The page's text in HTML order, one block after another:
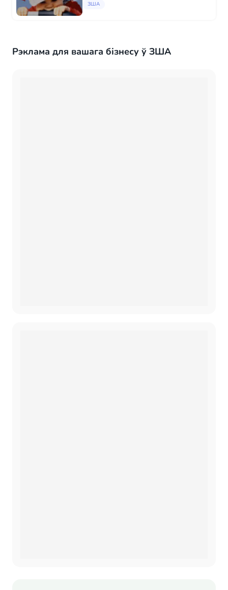
удзельнік, вы можаце лёгка знайсці няню
ЗША
Рэклама для вашага бізнесу ў ЗША